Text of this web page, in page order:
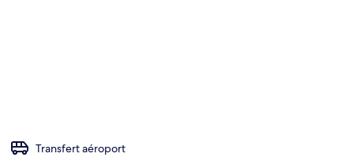
Transfert aéroport